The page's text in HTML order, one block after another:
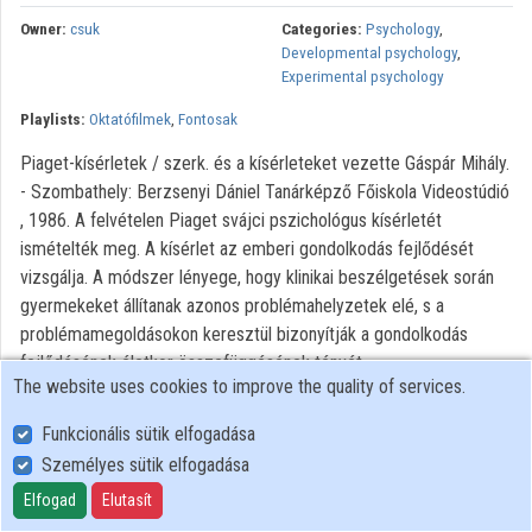
Organization playlists
Contributors
Owner: csuk Categories: Psychology,
Developmental psychology,
Experimental psychology
Playlists: Oktatófilmek, Fontosak
Piaget-kísérletek / szerk. és a kísérleteket vezette Gáspár Mihály.
- Szombathely: Berzsenyi Dániel Tanárképző Főiskola Videostúdió
, 1986. A felvételen Piaget svájci pszichológus kísérletét
ismételték meg. A kísérlet az emberi gondolkodás fejlődését
vizsgálja. A módszer lényege, hogy klinikai beszélgetések során
gyermekeket állítanak azonos problémahelyzetek elé, s a
problémamegoldásokon keresztül bizonyítják a gondolkodás
fejlődésének életkor összefüggésének tényét.
User Policy
Adatkezelési tájékoztató (en)
Cookie Policy
The website uses cookies to improve the quality of services.
Funkcionális sütik elfogadása
Személyes sütik elfogadása
Elfogad Elutasít